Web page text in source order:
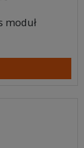
moduł